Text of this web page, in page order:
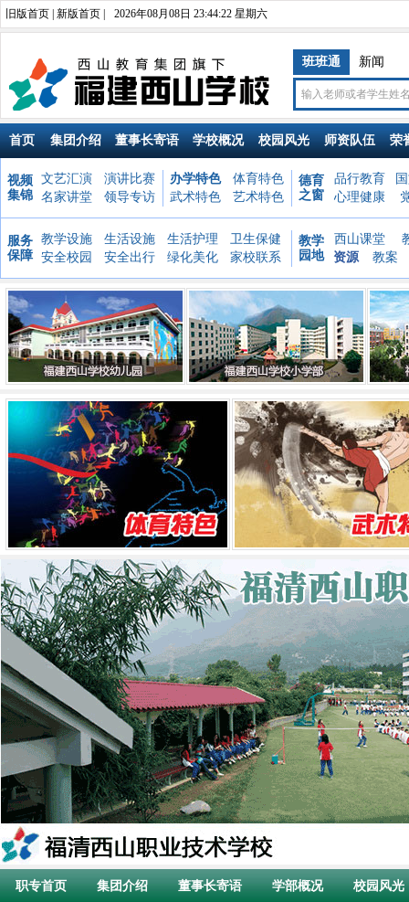
旧版首页 新版首页 2026年08月08日 23:44:22 星期六
班班通 新闻
首页 集团介绍 董事长寄语 学校概况 校园风光 师资队伍 荣
视频
集锦
文艺汇演
演讲比赛
名家讲堂
领导专访
办学特色
体育特色
武术特色
艺术特色
德育
之窗
品行教育
心理健康
服务
保障
教学设施 生活设施 生活护理
卫生保健
安全校园
安全出行 绿化美化 家校联系
教学
园地
西山课堂
资源
教案
职专首页 集团介绍 董事长寄语 学部概况 校园风光